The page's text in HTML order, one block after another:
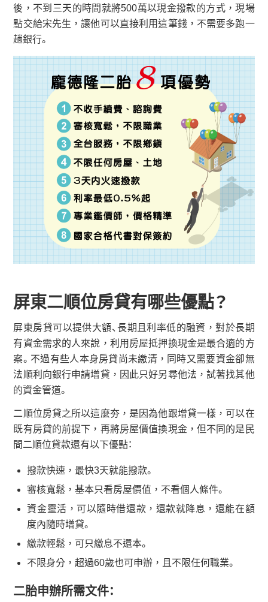
後，不到三天的時間就將500萬以現金撥款的方式，現場
點交給宋先生，讓他可以直接利用這筆錢，不需要多跑一
趟銀行。
屏東二順位房貸有哪些優點？
屏東房貸可以提供大額、長期且利率低的融資，對於長期
有資金需求的人來說，利用房屋抵押換現金是最合適的方
案。不過有些人本身房貸尚未繳清，同時又需要資金卻無
法順利向銀行申請增貸，因此只好另尋他法，試著找其他
的資金管道。
二順位房貸之所以這麼夯，是因為他跟增貸一樣，可以在
既有房貸的前提下，再將房屋價值換現金，但不同的是民
間二順位貸款還有以下優點：
撥款快速，最快3天就能撥款。
審核寬鬆，基本只看房屋價值，不看個人條件。
資金靈活，可以隨時借還款，還款就降息，還能在額
度內隨時增貸。
繳款輕鬆，可只繳息不還本。
不限身分，超過60歲也可申辦，且不限任何職業。
二胎申辦所需文件：